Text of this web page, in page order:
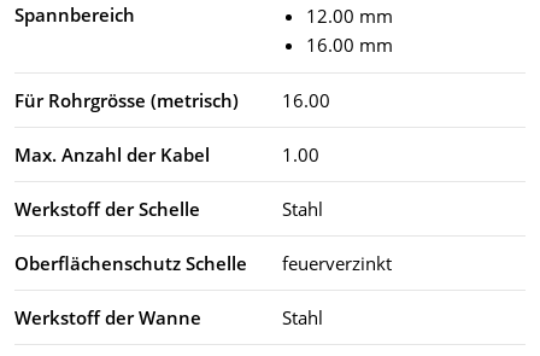
Spannbereich
12.00 mm
16.00 mm
Für Rohrgrösse (metrisch) 16.00
Max. Anzahl der Kabel 1.00
Werkstoff der Schelle Stahl
Oberflächenschutz Schelle feuerverzinkt
Werkstoff der Wanne Stahl